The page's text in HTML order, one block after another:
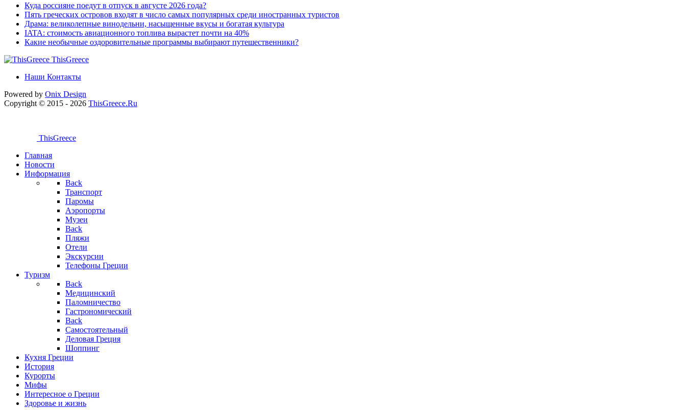
Куда россияне поедут в отпуск в августе 2026 года?
Пять греческих островов входят в число самых популярных среди иностранных туристов
Драма: великолепные винодельни, насыщенные вкусы и богатая культура
IATA: стоимость авиационного топлива вырастет почти на 40%
Какие необычные оздоровительные программы выбирают путешественники?
ThisGreece
Наши Контакты
Powered by Onix Design
Copyright © 2015 - 2026 ThisGreece.Ru
ThisGreece
Главная
Новости
Информация
Back
Транспорт
Паромы
Аэропорты
Музеи
Back
Пляжи
Отели
Экскурсии
Телефоны Греции
Туризм
Back
Медицинский
Паломничество
Гастрономический
Back
Самостоятельный
Деловая Греция
Шоппинг
Кухня Греции
История
Курорты
Мифы
Интересное о Греции
Здоровье и жизнь